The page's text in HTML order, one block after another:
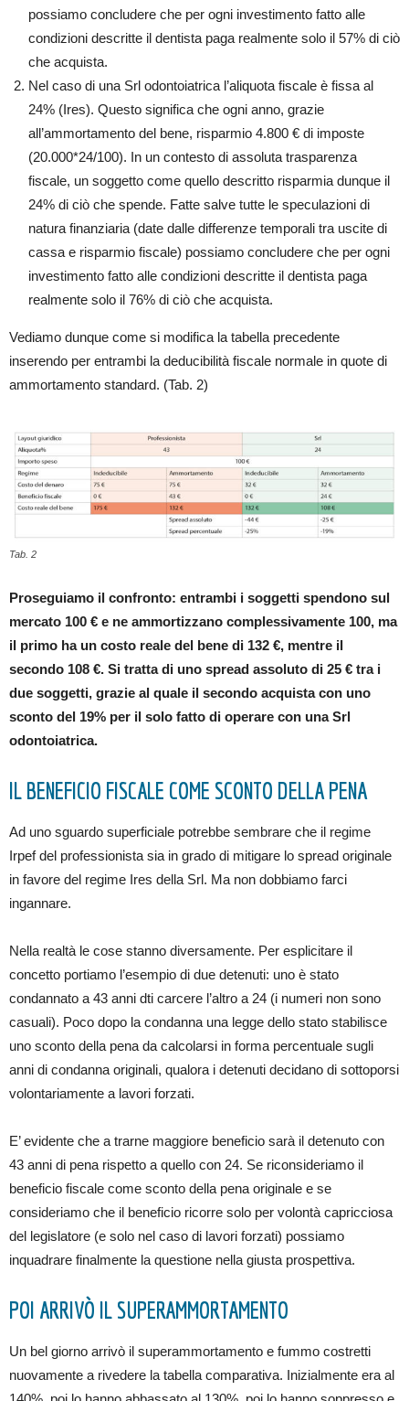
possiamo concludere che per ogni investimento fatto alle
condizioni descritte il dentista paga realmente solo il 57% di ciò
che acquista.
Nel caso di una Srl odontoiatrica l’aliquota fiscale è fissa al
24% (Ires). Questo significa che ogni anno, grazie
all’ammortamento del bene, risparmio 4.800 € di imposte
(20.000*24/100). In un contesto di assoluta trasparenza
fiscale, un soggetto come quello descritto risparmia dunque il
24% di ciò che spende. Fatte salve tutte le speculazioni di
natura finanziaria (date dalle differenze temporali tra uscite di
cassa e risparmio fiscale) possiamo concludere che per ogni
investimento fatto alle condizioni descritte il dentista paga
realmente solo il 76% di ciò che acquista.
Vediamo dunque come si modifica la tabella precedente
inserendo per entrambi la deducibilità fiscale normale in quote di
ammortamento standard. (Tab. 2)
Tab. 2
Proseguiamo il confronto: entrambi i soggetti spendono sul
mercato 100 € e ne ammortizzano complessivamente 100, ma
il primo ha un costo reale del bene di 132 €, mentre il
secondo 108 €. Si tratta di uno spread assoluto di 25 € tra i
due soggetti, grazie al quale il secondo acquista con uno
sconto del 19% per il solo fatto di operare con una Srl
odontoiatrica.
IL BENEFICIO FISCALE COME SCONTO DELLA PENA
Ad uno sguardo superficiale potrebbe sembrare che il regime
Irpef del professionista sia in grado di mitigare lo spread originale
in favore del regime Ires della Srl. Ma non dobbiamo farci
ingannare.
Nella realtà le cose stanno diversamente. Per esplicitare il
concetto portiamo l’esempio di due detenuti: uno è stato
condannato a 43 anni dti carcere l’altro a 24 (i numeri non sono
casuali). Poco dopo la condanna una legge dello stato stabilisce
uno sconto della pena da calcolarsi in forma percentuale sugli
anni di condanna originali, qualora i detenuti decidano di sottoporsi
volontariamente a lavori forzati.
E’ evidente che a trarne maggiore beneficio sarà il detenuto con
43 anni di pena rispetto a quello con 24. Se riconsideriamo il
beneficio fiscale come sconto della pena originale e se
consideriamo che il beneficio ricorre solo per volontà capricciosa
del legislatore (e solo nel caso di lavori forzati) possiamo
inquadrare finalmente la questione nella giusta prospettiva.
POI ARRIVÒ IL SUPERAMMORTAMENTO
Un bel giorno arrivò il superammortamento e fummo costretti
nuovamente a rivedere la tabella comparativa. Inizialmente era al